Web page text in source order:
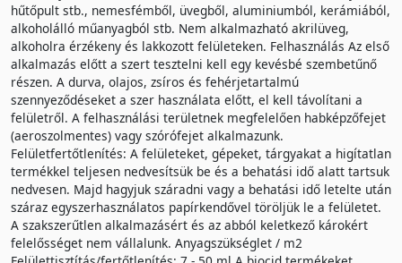
hűtőpult stb., nemesfémből, üvegből, aluminiumból, kerámiából,
alkoholálló műanyagból stb. Nem alkalmazható akrilüveg,
alkoholra érzékeny és lakkozott felületeken. Felhasználás Az első
alkalmazás előtt a szert tesztelni kell egy kevésbé szembetűnő
részen. A durva, olajos, zsíros és fehérjetartalmú
szennyeződéseket a szer használata előtt, el kell távolítani a
felületről. A felhasználási területnek megfelelően habképzőfejet
(aeroszolmentes) vagy szórófejet alkalmazunk.
Felületfertőtlenítés: A felületeket, gépeket, tárgyakat a higítatlan
termékkel teljesen nedvesítsük be és a behatási idő alatt tartsuk
nedvesen. Majd hagyjuk száradni vagy a behatási idő letelte után
száraz egyszerhasználatos papírkendővel töröljük le a felületet.
A szakszerűtlen alkalmazásért és az abból keletkező károkért
felelősséget nem vállalunk. Anyagszükséglet / m2